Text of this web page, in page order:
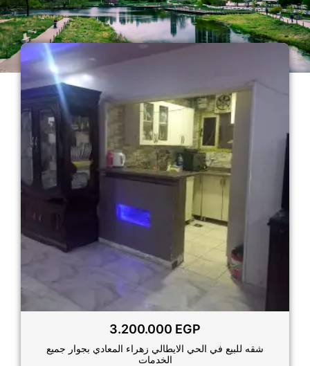
3.200.000 EGP
شقه للبيع في الحي الايطالي زهراء المعادي بجوار جميع
الخدمات